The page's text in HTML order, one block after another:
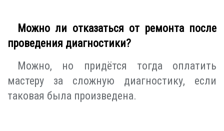
Можно ли отказаться от ремонта после
проведения диагностики?
Можно, но придётся тогда оплатить
мастеру за сложную диагностику, если
таковая была произведена.